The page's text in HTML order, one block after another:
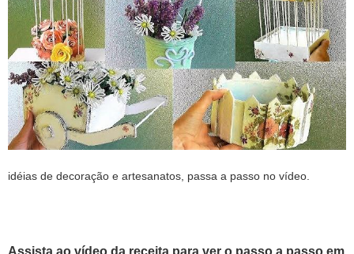
idéias de decoração e artesanatos, passa a passo no vídeo.
Assista ao vídeo da receita para ver o passo a passo em